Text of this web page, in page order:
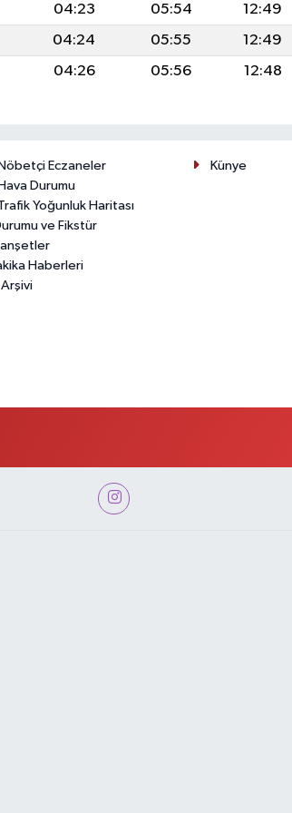
04:23 05:54 12:49
04:24 05:55 12:49
04:26 05:56 12:48
Eczaneler
Durumu
Yoğunluk Haritası
ve Fikstür
Haberleri
Künye